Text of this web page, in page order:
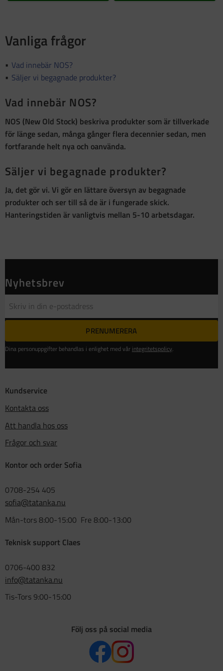
Vanliga frågor
Vad innebär NOS?
Säljer vi begagnade produkter?
Vad innebär NOS?
NOS (New Old Stock) beskriva produkter som ärtillverkade
för länge sedan, många gånger flera decennier sedan, men
fortfarande helt nya och oanvända.
Säljer vi begagnade produkter?
Ja, det gör vi. Vi gör en lättare översyn av begagnade
produkter och ser till så de är i fungerade skick.
Hanteringstiden är vanligtvis mellan 5-10 arbetsdagar.
Nyhetsbrev
PRENUMERERA
Dina personuppgifter behandlas i enlighet med vår integritetspolicy.
Kundservice
Kontakta oss
Att handla hos oss
Frågor och svar
Kontor och order Sofia
0708-254 405
sofia@tatanka.nu
Mån-tors 8:00-15:00 Fre 8:00-13:00
Teknisk support Claes
0706-400 832
info@tatanka.nu
Tis-Tors 9:00-15:00
Följ oss på social media